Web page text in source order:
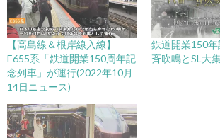
【高島線＆根岸線入線】
E655系「鉄道開業150周年記
念列車」が運行(2022年10月
14日ニュース)
鉄道開業150
斉吹鳴とSL大